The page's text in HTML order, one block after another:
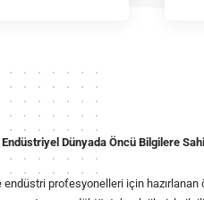
Dünyada Öncü Bilgilere
endüstri profesyonelleri için